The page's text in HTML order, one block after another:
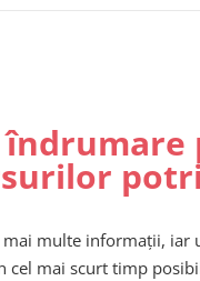
îndrumare
mai multe informații, iar
cel mai scurt timp